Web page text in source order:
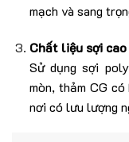
mạch và sang
Chất liệu sợi
Sử dụng sợi
mòn, thảm CG
nơi có lưu lượng